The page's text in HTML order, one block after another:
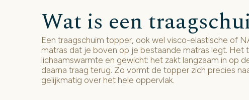
Wat is een
Een traagschuim topper, ook wel visco-elastische of
matras dat je boven op je bestaande matras legt. Het
lichaamswarmte en gewicht: het zakt langzaam in op
daarna traag terug. Zo vormt de topper zich precies
gelijkmatig over het hele oppervlak.